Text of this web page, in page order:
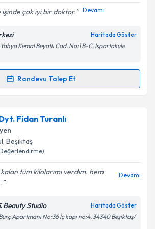
işinde çok iyi bir doktor. Devamı
Haritada Göster
Kemal Beyatlı Cad. No:1 B-C, Ispartakule
Randevu Talep Et
Talebi
için randevu takvimi talebi
bu uzmandan randevu almanız için bir
e-posta ile bilgilendireceğiz.
işlenmesine ilişkin
Aydınlatma
okudum ve kişisel verilerimin belirtilen
Fidan Turanlı
, Beşiktaş
tüm kilolarımı verdim. hem
Devamı
Beauty Studio Haritada Göster
Apartmanı No:36 İç kapı no:4, 34340 Beşiktaş/